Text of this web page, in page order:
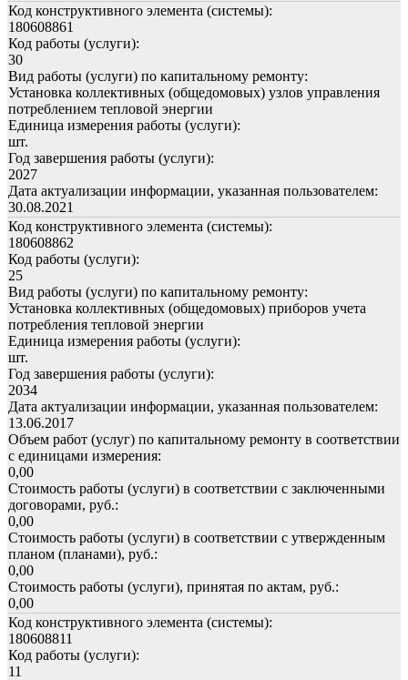
Код конструктивного элемента (системы):
180608861
Код работы (услуги):
30
Вид работы (услуги) по капитальному ремонту:
Установка коллективных (общедомовых) узлов управления
потреблением тепловой энергии
Единица измерения работы (услуги):
шт.
Год завершения работы (услуги):
2027
Дата актуализации информации, указанная пользователем:
30.08.2021
Код конструктивного элемента (системы):
180608862
Код работы (услуги):
25
Вид работы (услуги) по капитальному ремонту:
Установка коллективных (общедомовых) приборов учета
потребления тепловой энергии
Единица измерения работы (услуги):
шт.
Год завершения работы (услуги):
2034
Дата актуализации информации, указанная пользователем:
13.06.2017
Объем работ (услуг) по капитальному ремонту в соответствии
с единицами измерения:
0,00
Стоимость работы (услуги) в соответствии с заключенными
договорами, руб.:
0,00
Стоимость работы (услуги) в соответствии с утвержденным
планом (планами), руб.:
0,00
Стоимость работы (услуги), принятая по актам, руб.:
0,00
Код конструктивного элемента (системы):
180608811
Код работы (услуги):
11